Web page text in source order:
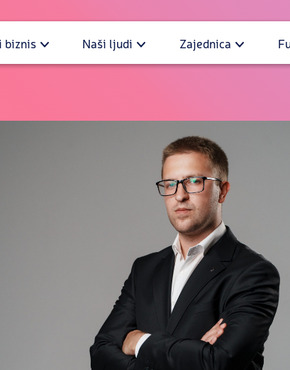
biznis Naši ljudi Zajednica